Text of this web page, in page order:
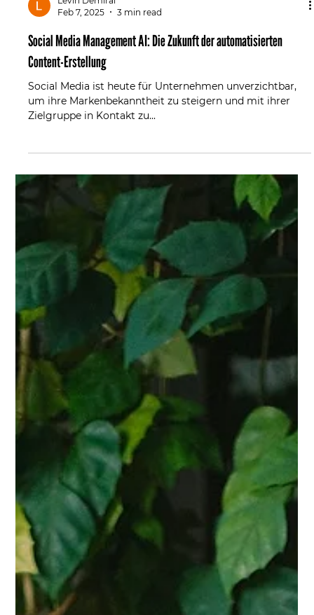
Levin Demiral
Feb 7, 2025
3 min read
Social Media Management AI: Die Zukunft der automatisierten
Content-Erstellung
Social Media ist heute für Unternehmen unverzichtbar,
um ihre Markenbekanntheit zu steigern und mit ihrer
Zielgruppe in Kontakt zu...